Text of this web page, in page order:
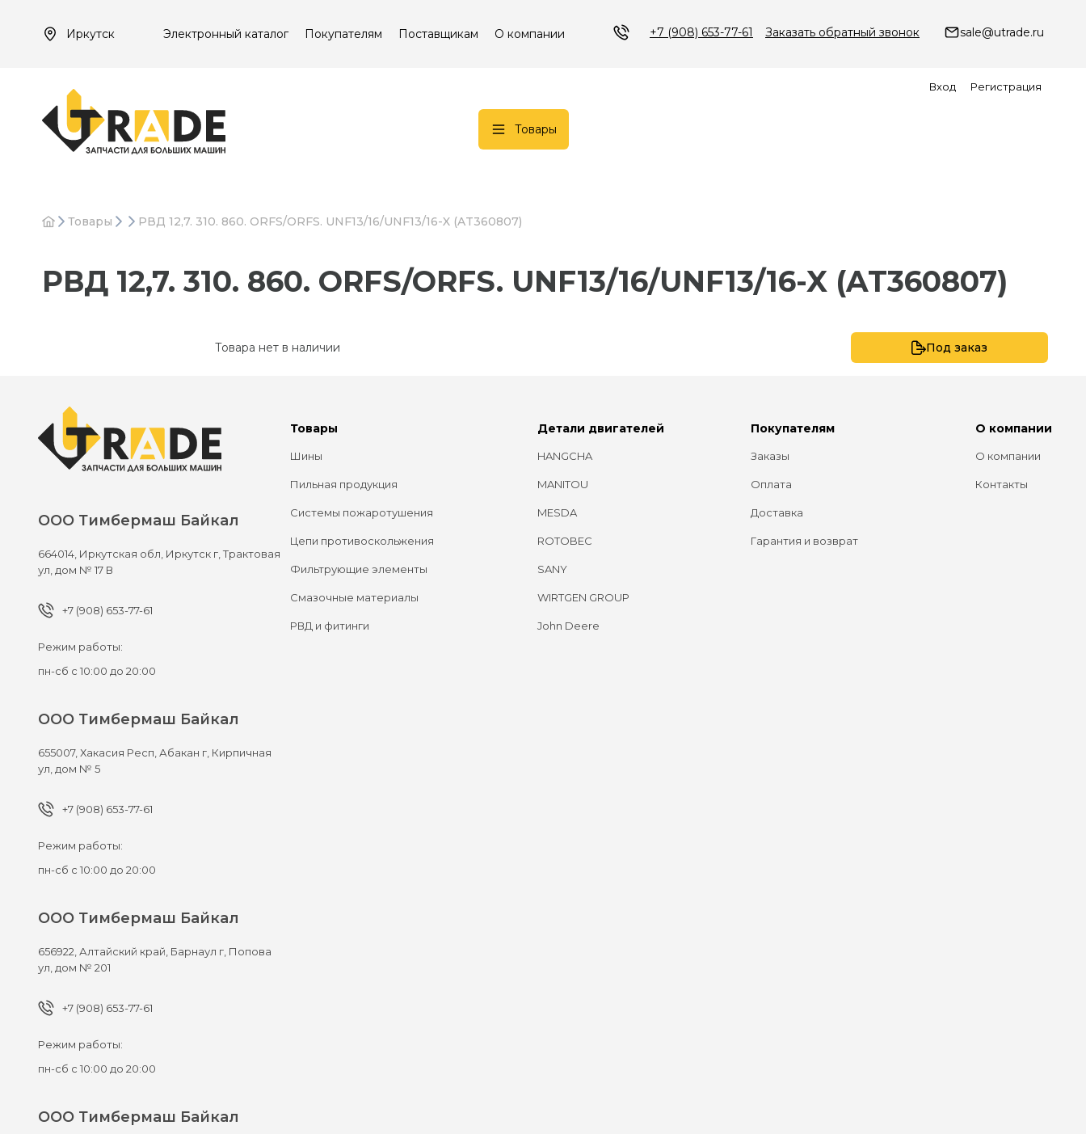
Иркутск Электронный каталог Покупателям Поставщикам О компании +7 (908) 653-77-61 Заказать обратный звонок sale@utrade.ru
Вход Регистрация
Товары
Товары РВД 12,7. 310. 860. ORFS/ORFS. UNF13/16/UNF13/16-X (AT360807)
РВД 12,7. 310. 860. ORFS/ORFS. UNF13/16/UNF13/16-X (AT360807)
Товара нет в наличии Под заказ
ООО Тимбермаш Байкал
664014, Иркутская обл, Иркутск г,Трактовая
ул, дом № 17 В
+7 (908) 653-77-61
Режим работы:
пн-сб с 10:00 до 20:00
ООО Тимбермаш Байкал
655007,Хакасия Респ, Абакан г, Кирпичная
ул, дом № 5
+7 (908) 653-77-61
Режим работы:
пн-сб с 10:00 до 20:00
ООО Тимбермаш Байкал
656922, Алтайский край, Барнаул г, Попова
ул, дом № 201
+7 (908) 653-77-61
Режим работы:
пн-сб с 10:00 до 20:00
ООО Тимбермаш Байкал
Товары
Шины
Пильная продукция
Системы пожаротушения
Цепи противоскольжения
Фильтрующие элементы
Смазочные материалы
РВД и фитинги
Детали двигателей
HANGCHA
MANITOU
MESDA
ROTOBEC
SANY
WIRTGEN GROUP
John Deere
Покупателям
Заказы
Оплата
Доставка
Гарантия и возврат
О компании
О компании
Контакты